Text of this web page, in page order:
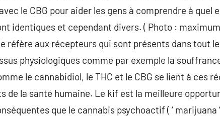
le CBG pour aider les gens à comprendre à quel
identiques et cependant divers. ( Photo :
réfère aux récepteurs qui sont présents dans tout
physiologiques comme par exemple la
le cannabidiol, le THC et le CBG se lient à ces
de la santé humaine. Le kif est la meilleure
que le cannabis psychoactif ( ‘ marijuana